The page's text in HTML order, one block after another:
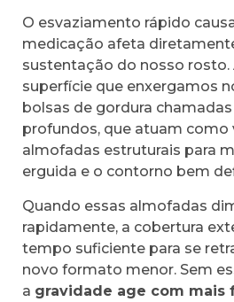
O esvaziamento rápido
medicação afeta
sustentação do nosso rosto.
superfície que enxergamos
bolsas de gordura
profundos, que atuam como
almofadas estruturais para
erguida e o contorno bem
Quando essas almofadas
rapidamente, a cobertura
tempo suficiente para se
novo formato menor. Sem
a gravidade age com mais